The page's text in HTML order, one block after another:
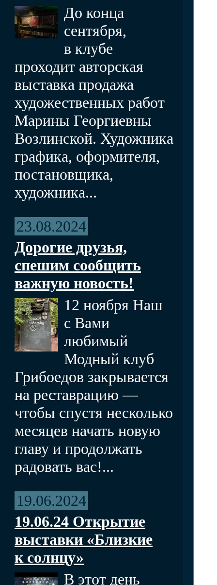
До конца
сентября,
в клубе
проходит авторская
выставка продажа
художественных работ
Марины Георгиевны
Возлинской. Художника
графика, оформителя,
постановщика,
художника...
23.08.2024
Дорогие друзья,
спешим сообщить
важную новость!
12 ноября Наш
с Вами
любимый
Модный клуб
Грибоедов закрывается
на реставрацию —
чтобы спустя несколько
месяцев начать новую
главу и продолжать
радовать вас!...
19.06.2024
19.06.24 Открытие
выставки «Близкие
к солнцу»
В этот день